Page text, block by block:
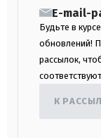
E-mail-
Будьте в
обновлений!
рассылок,
К